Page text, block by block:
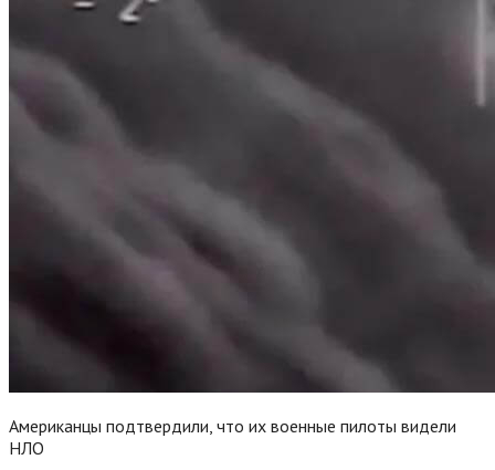
Американцы подтвердили, что их военные пилоты видели
НЛО